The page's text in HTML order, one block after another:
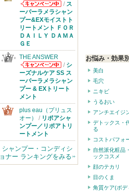
お悩み・効果別
美白
毛穴
ニキビ
うるおい
アンチエイジ
デトックス・
る
コストパフォ
自然派化粧品
ックコスメ
顔のテカリ
目のくま
角質ケア(ボデ
THE ANSWER
からのお知らせ
があります
/ ス
ーパーラメラシャン
プー&EXモイストト
リートメント ＦＯＲ
ＤＡＩＬＹ ＤＡＭＡ
ＧＥ
THE ANSWER
THE ANSWER
からのお知らせ
があります
/ シ
ーズナルケア SS ス
ーパーラメラシャン
プー & EXトリート
メント
plus eau（プリュス
オー）
/ リポアシャ
ンプー／リポアトリ
ートメント
シャンプー・コンディシ
ョナー ランキングをみる